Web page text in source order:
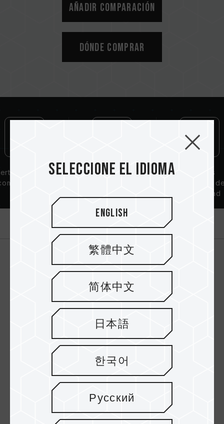
Añadir comparación
Dónde comprar
de
Garantía de por
Circuitos
integrados
alta calidad
La promoción de nuevos productos
siempre está alineada con las
tendencias del mercado
Seleccione el idioma
English
繁體中文
简体中文
日本語
한국어
Русский